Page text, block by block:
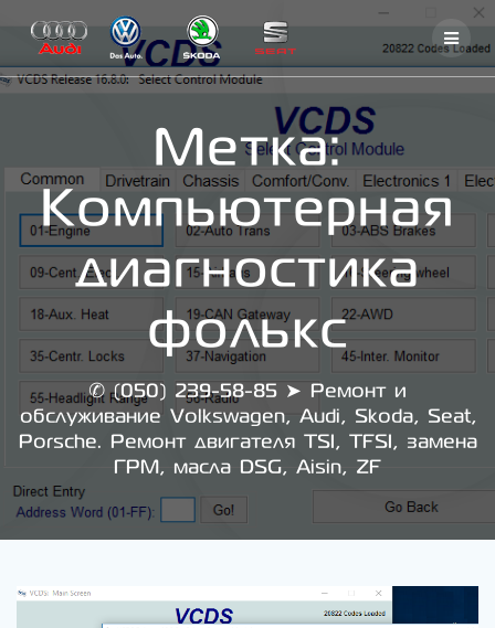
content
Метка:
Компьютерная
диагностика
фолькс
✆ (050) 239-58-85 ➤ Ремонт и
обслуживание Volkswagen, Audi, Skoda, Seat,
Porsche. Ремонт двигателя TSI, TFSI, замена
ГРМ, масла DSG, Aisin, ZF